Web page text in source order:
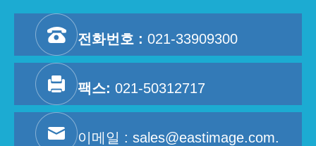
전화번호 : 021-33909300
팩스: 021-50312717
이메일 : sales@eastimage.com.